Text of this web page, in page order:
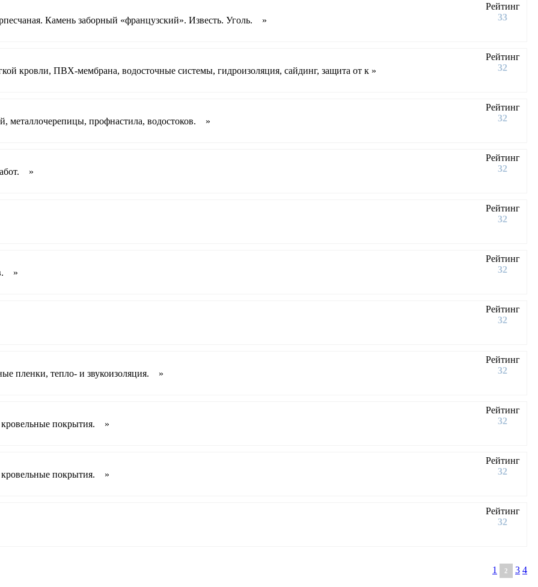
Рейтинг
33
Камень заборный «французский». Известь. Уголь. »
Рейтинг
32
кровли, ПВХ-мембрана, водосточные системы, гидроизоляция, сайдинг, защита от к »
Рейтинг
32
металлочерепицы, профнастила, водостоков. »
Рейтинг
32
»
Рейтинг
32
Рейтинг
32
»
Рейтинг
32
Рейтинг
32
пленки, тепло- и звукоизоляция. »
Рейтинг
32
кровельные покрытия. »
Рейтинг
32
кровельные покрытия. »
Рейтинг
32
1 2 3 4